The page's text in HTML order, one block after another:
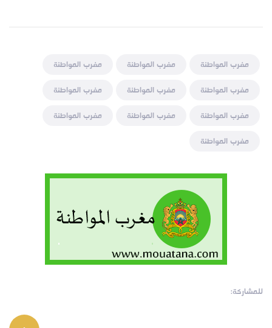
مغرب المواطنة مغرب المواطنة
مغرب المواطنة
مغرب المواطنة
مغرب المواطنة
مغرب المواطنة
مغرب المواطنة
مغرب المواطنة
مغرب المواطنة
مغرب المواطنة
للمشاركة: